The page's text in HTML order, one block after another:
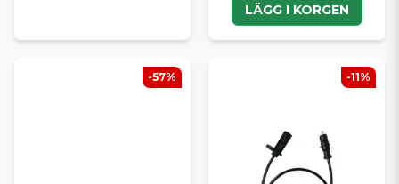
LÄGG I KORGEN
-57% -11%